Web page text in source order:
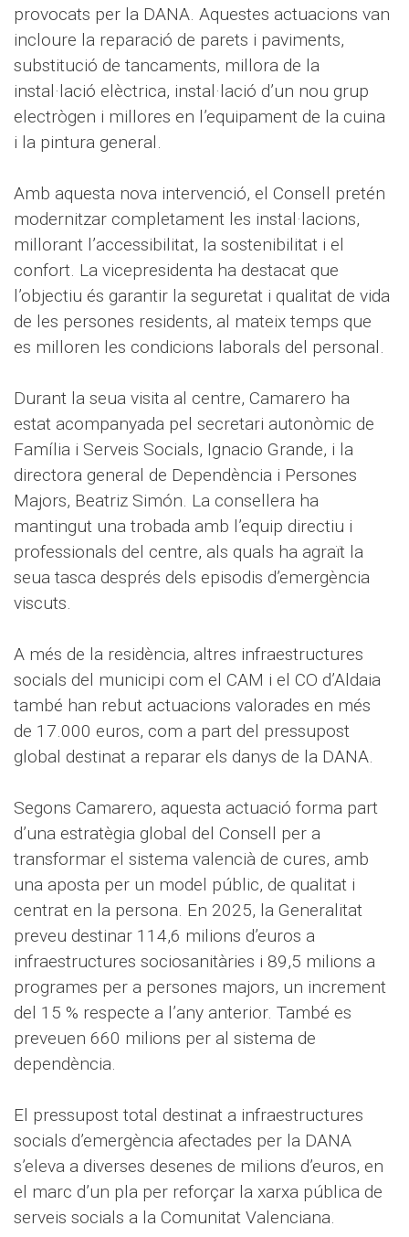
provocats per la DANA. Aquestes actuacions van
incloure la reparació de parets i paviments,
substitució de tancaments, millora de la
instal·lació elèctrica, instal·lació d’un nou grup
electrògen i millores en l’equipament de la cuina
i la pintura general.
Amb aquesta nova intervenció, el Consell pretén
modernitzar completament les instal·lacions,
millorant l’accessibilitat, la sostenibilitat i el
confort. La vicepresidenta ha destacat que
l’objectiu és garantir la seguretat i qualitat de vida
de les persones residents, al mateix temps que
es milloren les condicions laborals del personal.
Durant la seua visita al centre, Camarero ha
estat acompanyada pel secretari autonòmic de
Família i Serveis Socials, Ignacio Grande, i la
directora general de Dependència i Persones
Majors, Beatriz Simón. La consellera ha
mantingut una trobada amb l’equip directiu i
professionals del centre, als quals ha agraït la
seua tasca després dels episodis d’emergència
viscuts.
A més de la residència, altres infraestructures
socials del municipi com el CAM i el CO d’Aldaia
també han rebut actuacions valorades en més
de 17.000 euros, com a part del pressupost
global destinat a reparar els danys de la DANA.
Segons Camarero, aquesta actuació forma part
d’una estratègia global del Consell per a
transformar el sistema valencià de cures, amb
una aposta per un model públic, de qualitat i
centrat en la persona. En 2025, la Generalitat
preveu destinar 114,6 milions d’euros a
infraestructures sociosanitàries i 89,5 milions a
programes per a persones majors, un increment
del 15 % respecte a l’any anterior. També es
preveuen 660 milions per al sistema de
dependència.
El pressupost total destinat a infraestructures
socials d’emergència afectades per la DANA
s’eleva a diverses desenes de milions d’euros, en
el marc d’un pla per reforçar la xarxa pública de
serveis socials a la Comunitat Valenciana.